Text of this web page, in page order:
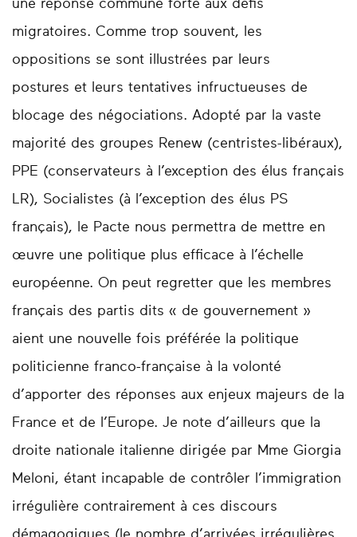
une réponse commune forte aux défis
migratoires. Comme trop souvent, les
oppositions se sont illustrées par leurs
postures et leurs tentatives infructueuses de
blocage des négociations. Adopté par la vaste
majorité des groupes Renew (centristes-libéraux),
PPE (conservateurs à l’exception des élus français
LR), Socialistes (à l’exception des élus PS
français), le Pacte nous permettra de mettre en
œuvre une politique plus efficace à l’échelle
européenne. On peut regretter que les membres
français des partis dits « de gouvernement »
aient une nouvelle fois préférée la politique
politicienne franco-française à la volonté
d’apporter des réponses aux enjeux majeurs de la
France et de l’Europe. Je note d’ailleurs que la
droite nationale italienne dirigée par Mme Giorgia
Meloni, étant incapable de contrôler l’immigration
irrégulière contrairement à ces discours